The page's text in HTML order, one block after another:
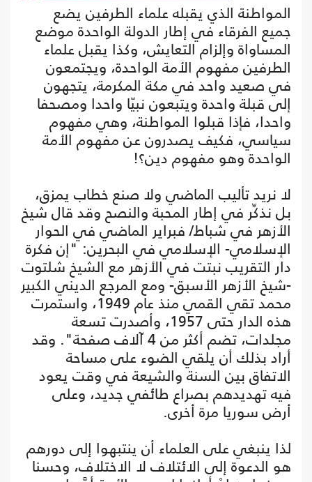
المواطنة الذي يقبله علماء الطرفين يضع
جميع الفرقاء في إطار الدولة الواحدة موضع
المساواة وإلزام التعايش، وكذا يقبل علماء
الطرفين مفهوم الأمة الواحدة، ويجتمعون
في صعيد واحد في مكة المكرمة، يتجهون
إلى قبلة واحدة ويتبعون نبيّا واحدا ومصحفا
واحدا، فإذا قبلوا المواطنة، وهي مفهوم
سياسي، فكيف يصدرون عن مفهوم الأمة
الواحدة وهو مفهوم دين؟!
لا نريد تأليب الماضي ولا صنع خطاب يمزق،
بل نذكِّر في إطار المحبة والنصح وقد قال شيخ
الأزهر في شباط/ فبراير الماضي في الحوار
الإسلامي- الإسلامي في البحرين: "إن فكرة
دار التقريب نبتت في الأزهر مع الشيخ شلتوت
-شيخ الأزهر الأسبق- ومع المرجع الديني الكبير
محمد تقي القمي منذ عام 1949، واستمرت
هذه الدار حتى 1957، وأصدرت تسعة
مجلدات، تضم أكثر من 4 آلاف صفحة". وقد
أراد بذلك أن يلقي الضوء على مساحة
الاتفاق بين السنة والشيعة في وقت يعود
فيه تهديدهم بصراع طائفي جديد، وعلى
أرض سوريا مرة أخرى.
لذا ينبغي على العلماء أن ينتبهوا إلى دورهم
هو الدعوة إلى الائتلاف لا الاختلاف، وحسنا